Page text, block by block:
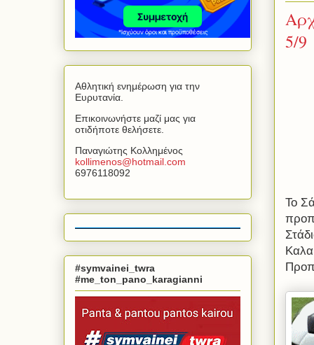
5/9
Το
Αθλητική ενημέρωση για την
Ευρυτανία.
Επικοινωνήστε μαζί μας για
οτιδήποτε θελήσετε.
Παναγιώτης Κολλημένος
kollimenos@hotmail com
6976118092
#symvainei_twra
#me_ton_pano_karagianni